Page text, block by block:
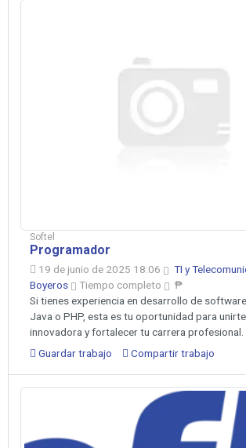
Softel
Programador
19 de junio de 2025 18:06
TI y
Boyeros
Tiempo completo
₱
Si tienes experiencia en desarrollo de
Java o PHP, esta es tu oportunidad para
innovadora y fortalecer tu carrera
Guardar trabajo
Compartir trabajo